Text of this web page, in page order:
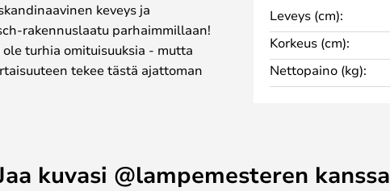
keveys ja
rakennuslaatu parhaimmillaan!
turhia omituisuuksia - mutta
tekee tästä ajattoman
joka on luonnollisesti
Leveys (cm):
Korkeus (cm):
Nettopaino (kg):
kuvasi @lampemesteren kanssa